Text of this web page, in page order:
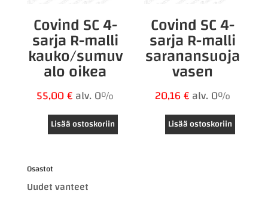
Covind SC 4-
sarja R-malli
kauko/sumuv
alo oikea
55,00€alv. 0%
Lisää ostoskoriin
Covind SC 4-
sarja R-malli
saranansuoja
vasen
20,16€alv. 0%
Lisää ostoskoriin
Osastot
Uudet vanteet